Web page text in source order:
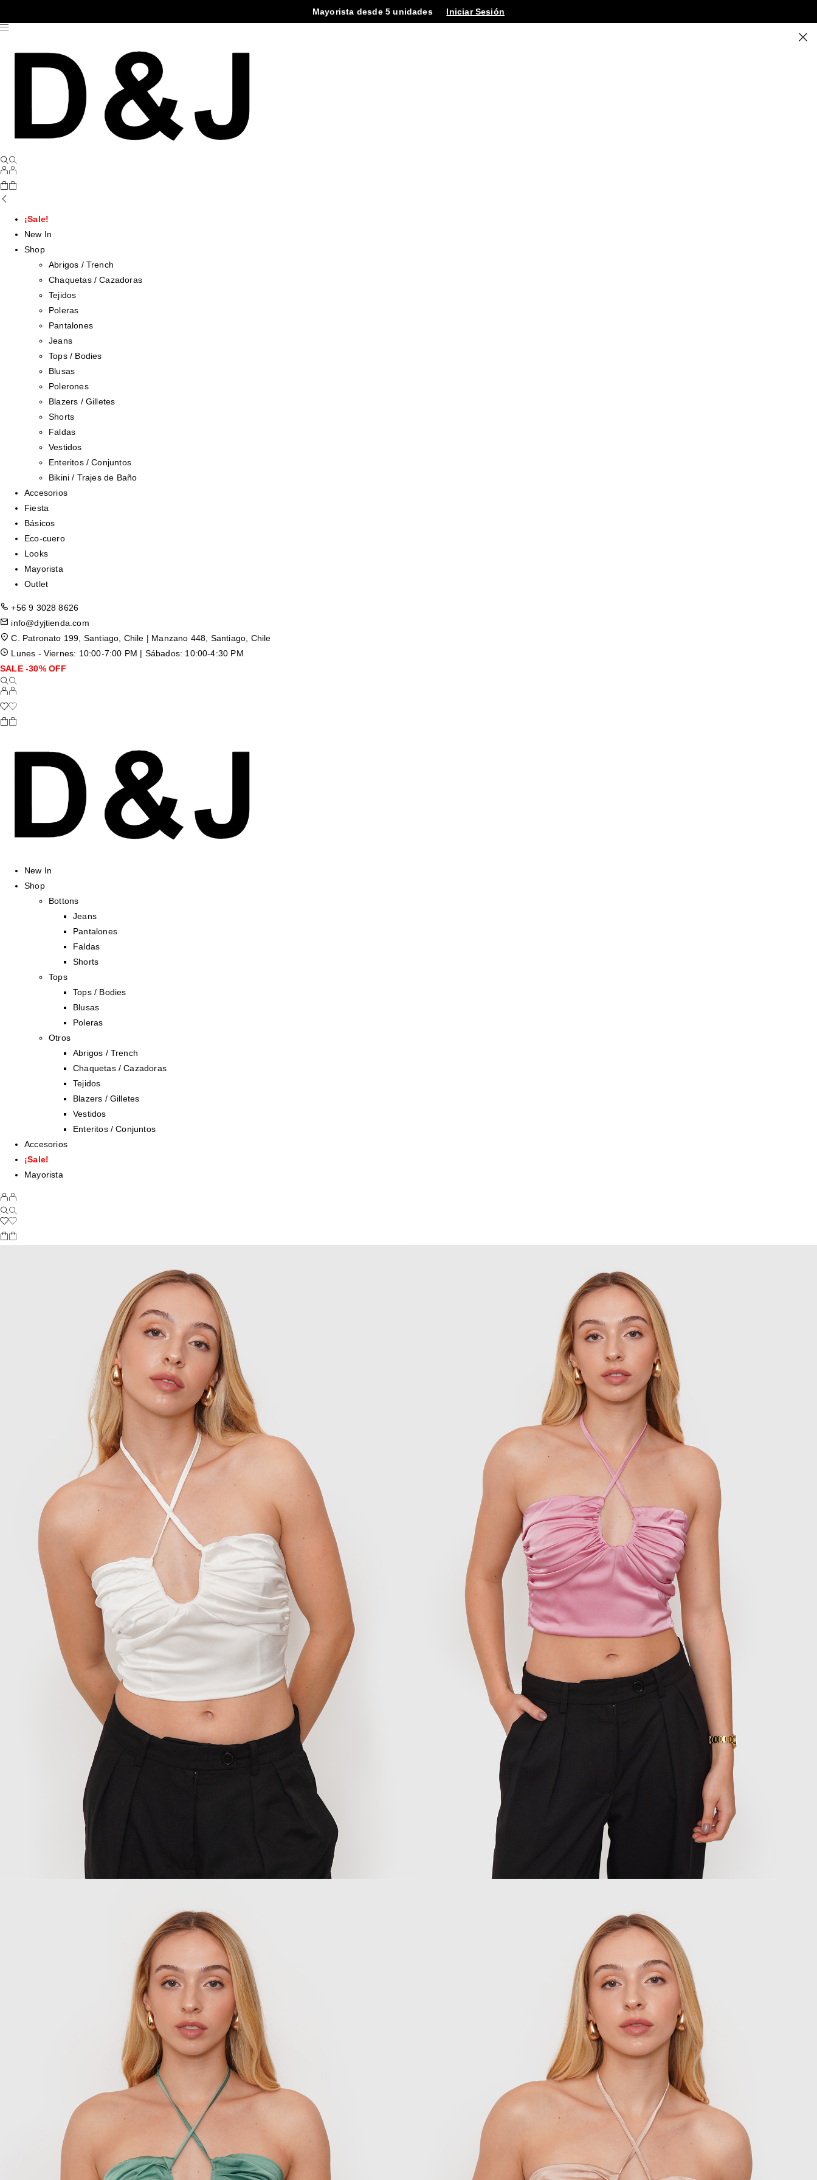
Mayorista desde 5 unidades Iniciar Sesión
¡Sale!
New In
Shop
Abrigos / Trench
Chaquetas / Cazadoras
Tejidos
Poleras
Pantalones
Jeans
Tops / Bodies
Blusas
Polerones
Blazers / Gilletes
Shorts
Faldas
Vestidos
Enteritos / Conjuntos
Bikini / Trajes de Baño
Accesorios
Fiesta
Básicos
Eco-cuero
Looks
Mayorista
Outlet
+56 9 3028 8626
info@dyjtienda.com
C. Patronato 199, Santiago, Chile | Manzano 448, Santiago, Chile
Lunes - Viernes: 10:00-7:00 PM | Sábados: 10:00-4:30 PM
SALE -30% OFF
New In
Shop
Bottons
Jeans
Pantalones
Faldas
Shorts
Tops
Tops / Bodies
Blusas
Poleras
Otros
Abrigos / Trench
Chaquetas / Cazadoras
Tejidos
Blazers / Gilletes
Vestidos
Enteritos / Conjuntos
Accesorios
¡Sale!
Mayorista